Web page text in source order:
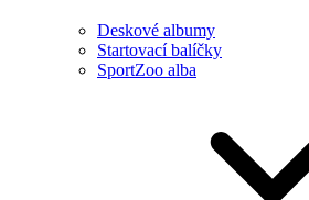
Deskové albumy
Startovací balíčky
SportZoo alba